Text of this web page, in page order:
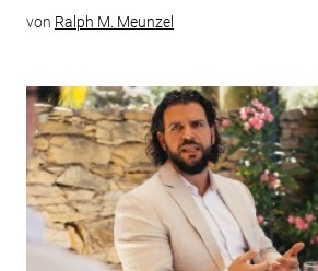
von Ralph M. Meunzel